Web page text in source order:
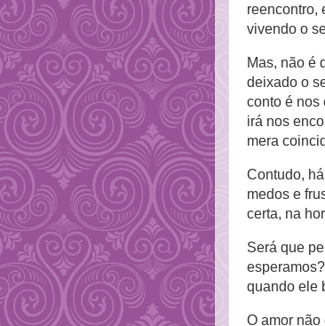
reencontro,
vivendo o
Mas, não é
deixado o
conto é nos
irá nos
mera
Contudo,
medos e
certa, na
Será que
quando ele
O amor não